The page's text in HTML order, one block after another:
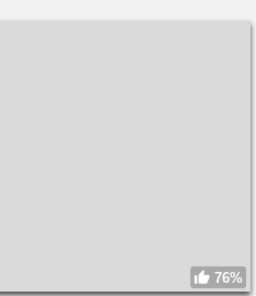
76%